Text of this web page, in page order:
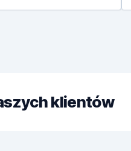
klientów